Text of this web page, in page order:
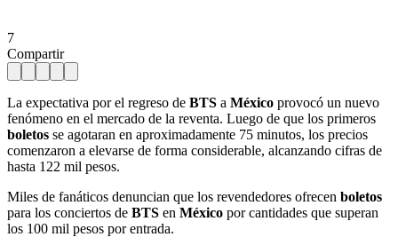
7
Compartir
La expectativa por el regreso de BTS a México provocó un nuevo
fenómeno en el mercado de la reventa. Luego de que los primeros
boletos se agotaran en aproximadamente 75 minutos, los precios
comenzaron a elevarse de forma considerable, alcanzando cifras de
hasta 122 mil pesos.
Miles de fanáticos denuncian que los revendedores ofrecen boletos
para los conciertos de BTS en México por cantidades que superan
los 100 mil pesos por entrada.